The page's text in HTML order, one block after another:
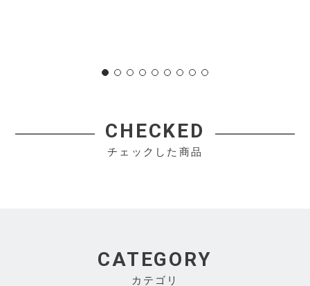
CHECKED
チェックした商品
CATEGORY
カテゴリ